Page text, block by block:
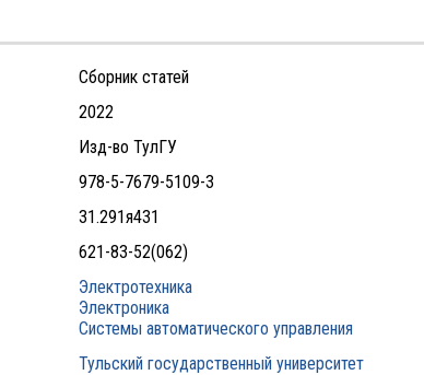
Сборник статей
2022
Изд-во ТулГУ
978-5-7679-5109-3
31.291я431
621-83-52(062)
Электротехника
Электроника
Системы автоматического управления
Тульский государственный университет